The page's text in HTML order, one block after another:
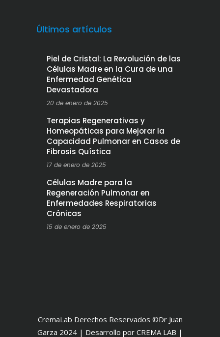
Últimos artículos
Piel de Cristal: La Revolución de las
Células Madre en la Cura de una
Enfermedad Genética
Devastadora
20 de enero de 2025
Terapias Regenerativas y
Homeopáticas para Mejorar la
Capacidad Pulmonar en Casos de
Fibrosis Quística
17 de enero de 2025
Células Madre para la
Regeneración Pulmonar en
Enfermedades Respiratorias
Crónicas
15 de enero de 2025
CremaLab Derechos Reservados ©Dr Juan
Garza 2024 | Desarrollo por CREMA LAB |